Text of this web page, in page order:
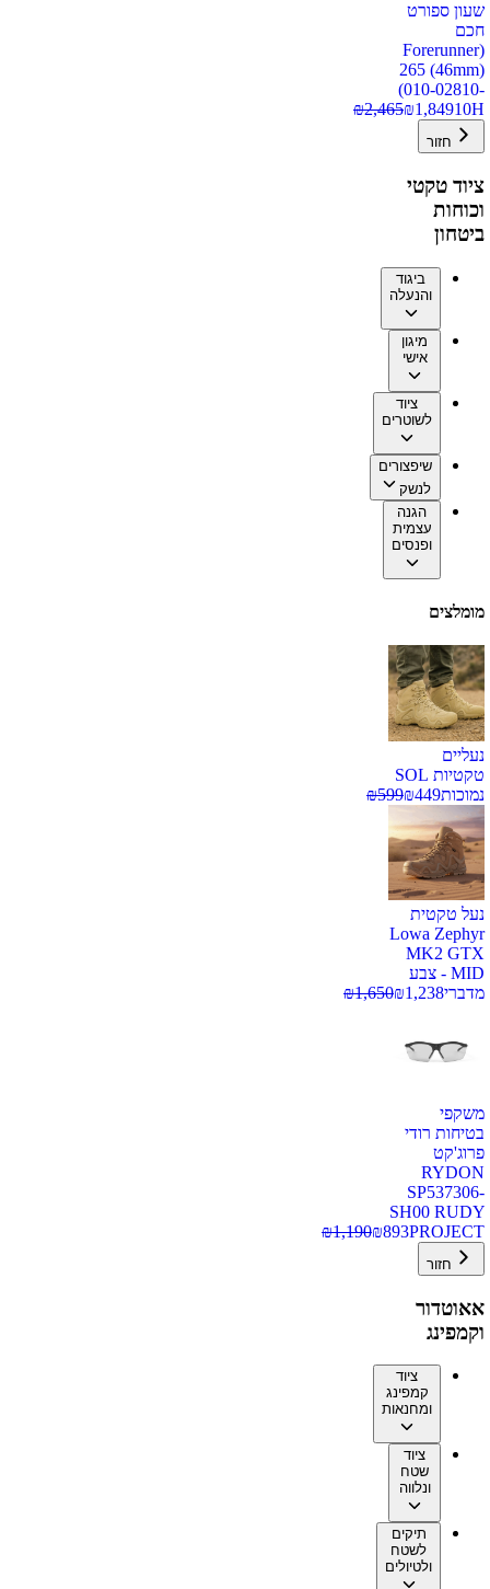
שעון ספורט
חכם
(Forerunner
265 (46mm)
(010-02810-
10H
₪1,849
₪2,465
חזור
ציוד טקטי
וכוחות
ביטחון
ביגוד
והנעלה
מיגון
אישי
ציוד
לשוטרים
שיפצורים
לנשק
הגנה
עצמית
ופנסים
מומלצים
נעליים
טקטיות SOL
נמוכות
₪449
₪599
נעל טקטית
Lowa Zephyr
MK2 GTX
MID - צבע
מדברי
₪1,238
₪1,650
משקפי
בטיחות רודי
פרוג'קט
RYDON
SP537306-
SH00 RUDY
PROJECT
₪893
₪1,190
חזור
אאוטדור
וקמפינג
ציוד
קמפינג
ומחנאות
ציוד
שטח
ונלווה
תיקים
לשטח
ולטיולים